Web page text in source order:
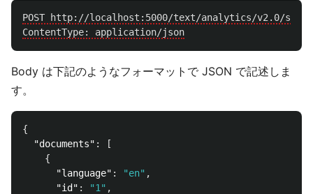
POST http://localhost:5000/text/analytics/v2.0/
Body は下記のようなフォーマットで JSON で記述しま
す。
{
"documents" :
[
{
"language" : "en" ,
"id" : "1" ,